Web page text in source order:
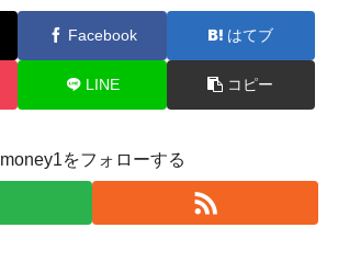
Facebook はてブ
LINE コピー
money1をフォローする